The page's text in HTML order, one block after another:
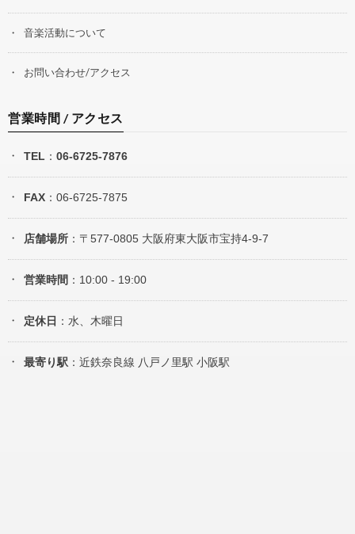
音楽活動について
お問い合わせ/アクセス
営業時間 / アクセス
TEL ： 06-6725-7876
FAX ：06-6725-7875
店舗場所 ：〒577-0805 大阪府東大阪市宝持4-9-7
営業時間 ：10:00 - 19:00
定休日 ：水、木曜日
最寄り駅 ：近鉄奈良線 八戸ノ里駅 小阪駅